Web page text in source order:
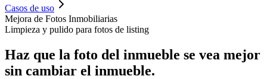
Casos de uso
Mejora de Fotos Inmobiliarias
Limpieza y pulido para fotos de listing
Haz que la foto del inmueble se vea mejor
sin cambiar el inmueble.